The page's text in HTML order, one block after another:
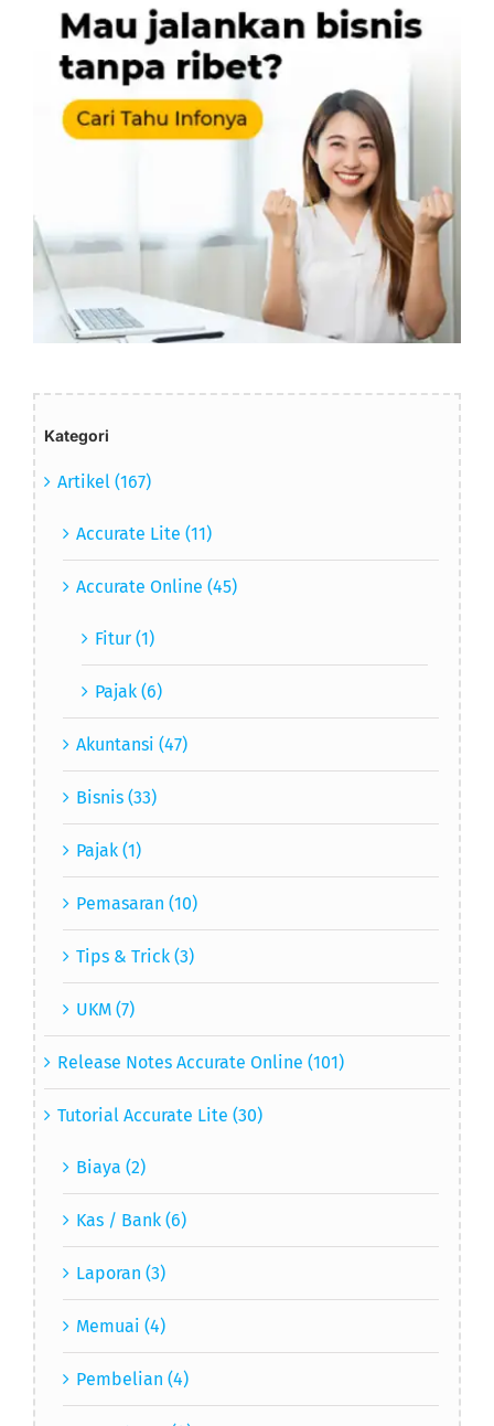
Kategori
Artikel (167)
Accurate Lite (11)
Accurate Online (45)
Fitur (1)
Pajak (6)
Akuntansi (47)
Bisnis (33)
Pajak (1)
Pemasaran (10)
Tips & Trick (3)
UKM (7)
Release Notes Accurate Online (101)
Tutorial Accurate Lite (30)
Biaya (2)
Kas / Bank (6)
Laporan (3)
Memuai (4)
Pembelian (4)